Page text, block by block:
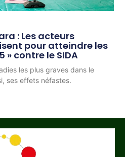
: Les acteurs
pour atteindre les
contre le SIDA
les plus graves dans le
ses effets néfastes.